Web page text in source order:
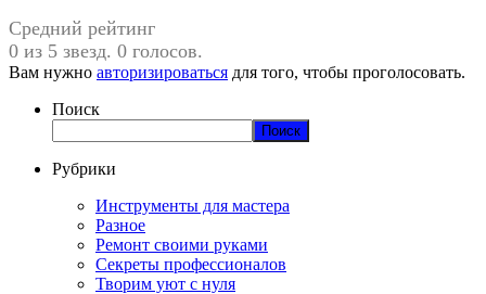
Средний рейтинг
0 из 5 звезд. 0 голосов.
Вам нужно авторизироваться для того, чтобы проголосовать.
Поиск
Поиск
Рубрики
Инструменты для мастера
Разное
Ремонт своими руками
Секреты профессионалов
Творим уют с нуля